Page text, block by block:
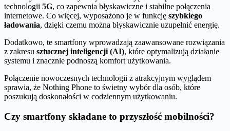
technologii 5G, co zapewnia błyskawiczne i stabilne połączenia
internetowe. Co więcej, wyposażono je w funkcję szybkiego
ładowania, dzięki czemu można błyskawicznie uzupełnić energię.
Dodatkowo, te smartfony wprowadzają zaawansowane rozwiązania
z zakresu sztucznej inteligencji (AI), które optymalizują działanie
systemu i znacznie podnoszą komfort użytkowania.
Połączenie nowoczesnych technologii z atrakcyjnym wyglądem
sprawia, że Nothing Phone to świetny wybór dla osób, które
poszukują doskonałości w codziennym użytkowaniu.
Czy smartfony składane to przyszłość mobilności?